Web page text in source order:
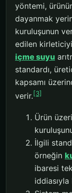
yöntemi,
dayanmak
kuruluşunun
edilen
içme suyu
standardı,
kapsamı
verir.[3]
Ürün
İlgili
örneğin
ibaresi